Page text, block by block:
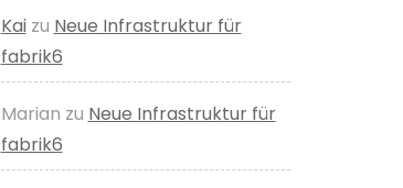
Kaizu Neue Infrastruktur für
fabrik6
Marian zu Neue Infrastruktur für
fabrik6